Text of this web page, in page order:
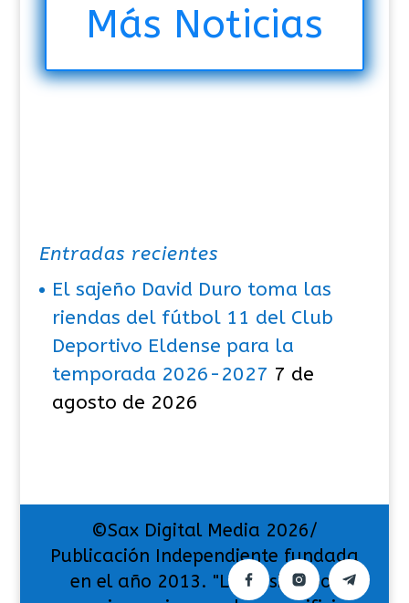
Más Noticias
Entradas recientes
El sajeño David Duro toma las
riendas del fútbol 11 del Club
Deportivo Eldense para la
temporada 2026-2027 7 de
agosto de 2026
©Sax Digital Media 2026/
Publicación Independiente fundada
en el año 2013. "La pasión por